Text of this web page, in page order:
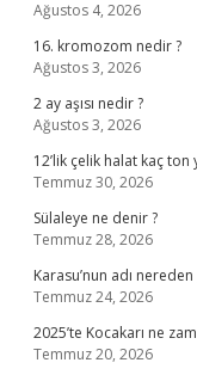
Ağustos 4, 2026
16. kromozom nedir ?
Ağustos 3, 2026
2 ay aşısı nedir ?
Ağustos 3, 2026
12’lik çelik halat kaç ton
Temmuz 30, 2026
Sülaleye ne denir ?
Temmuz 28, 2026
Karasu’nun adı
Temmuz 24, 2026
2025’te Kocakarı ne
Temmuz 20, 2026